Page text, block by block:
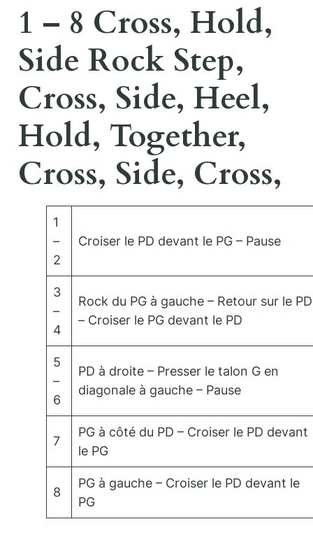
1 – 8 Cross, Hold,
Side Rock Step,
Cross, Side, Heel,
Hold, Together,
Cross, Side, Cross,
1
–
2
Croiser le PD devant le PG – Pause
3
–
4
Rock du PG à gauche – Retour sur le PD
– Croiser le PG devant le PD
5
–
6
PD à droite – Presser le talon G en
diagonale à gauche – Pause
7
PG à côté du PD – Croiser le PD devant
le PG
8
PG à gauche – Croiser le PD devant le
PG